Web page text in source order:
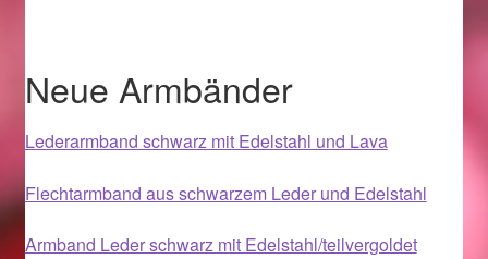
Liefer- und Versandkosten
Magisches und Festliches zu Halloween
Neue Armbänder
Lederarmband schwarz mit Edelstahl und Lava
Flechtarmband aus schwarzem Leder und Edelstahl
Armband Leder schwarz mit Edelstahl/teilvergoldet